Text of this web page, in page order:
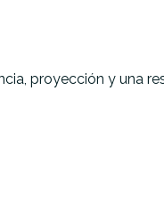
proyección y una